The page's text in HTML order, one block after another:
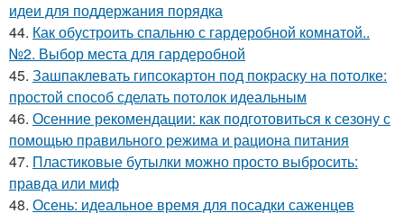
идеи для поддержания порядка
44. Как обустроить спальню с гардеробной комнатой..
№2. Выбор места для гардеробной
45. Зашпаклевать гипсокартон под покраску на потолке:
простой способ сделать потолок идеальным
46. Осенние рекомендации: как подготовиться к сезону с
помощью правильного режима и рациона питания
47. Пластиковые бутылки можно просто выбросить:
правда или миф
48. Осень: идеальное время для посадки саженцев